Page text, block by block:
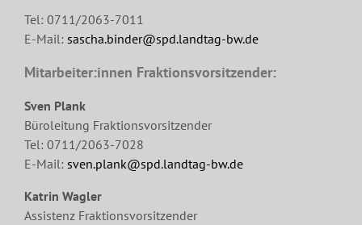
Tel: 0711/2063-7011
E-Mail: sascha.binder@spd.landtag-bw.de
Mitarbeiter:innen Fraktionsvorsitzender:
Sven Plank
Büroleitung Fraktionsvorsitzender
Tel: 0711/2063-7028
E-Mail: sven.plank@spd.landtag-bw.de
Katrin Wagler
Assistenz Fraktionsvorsitzender